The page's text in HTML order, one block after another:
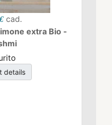
cad.
extra Bio -
details